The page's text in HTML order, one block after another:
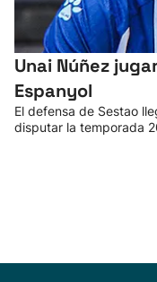
Unai Núñez
Espanyol
El defensa de Sestao
disputar la temporada